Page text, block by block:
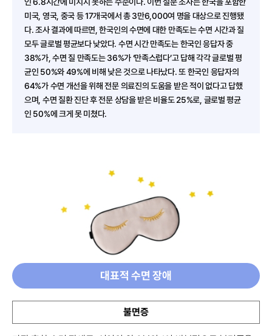
미국, 영국, 중국 등 17개국에서 총 3만6,000여 명을 대상으로 진행됐
다. 조사 결과에 따르면, 한국인의 수면에 대한 만족도는 수면 시간과 질
모두 글로벌 평균보다 낮았다. 수면 시간 만족도는 한국인 응답자 중
38%가, 수면 질 만족도는 36%가 ‘만족스럽다’고 답해 각각 글로벌 평
균인 50%와 49%에 비해 낮은 것으로 나타났다. 또 한국인 응답자의
64%가 수면 개선을 위해 전문 의료진의 도움을 받은 적이 없다고 답했
으며, 수면 질환 진단 후 전문 상담을 받은 비율도 25%로, 글로벌 평균
인 50%에 크게 못 미쳤다.
대표적 수면 장애
불면증